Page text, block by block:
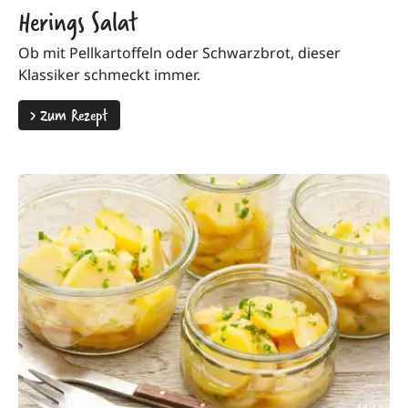
Herings Salat
Ob mit Pellkartoffeln oder Schwarzbrot, dieser
Klassiker schmeckt immer.
>Zum Rezept